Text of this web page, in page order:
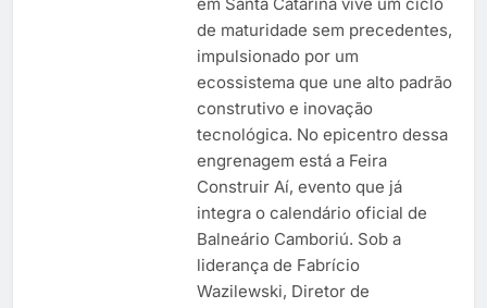
de maturidade sem precedentes,
impulsionado por um
ecossistema que une alto padrão
construtivo e inovação
tecnológica. No epicentro dessa
engrenagem está a Feira
Construir Aí, evento que já
integra o calendário oficial de
Balneário Camboriú. Sob a
liderança de Fabrício
Wazilewski, Diretor de